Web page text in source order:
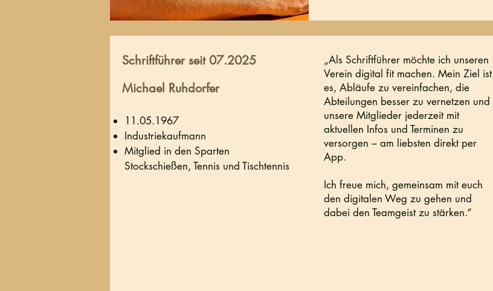
11.05.1967
Industriekaufmann
Mitglied in den Sparten
Stockschießen, Tennis und Tischtennis
„Als Schriftführer möchte ich unseren
Verein digital fit machen. Mein Ziel ist
es, Abläufe zu vereinfachen, die
Abteilungen besser zu vernetzen und
unsere Mitglieder jederzeit mit
aktuellen Infos und Terminen zu
versorgen – am liebsten direkt per
App.
Ich freue mich, gemeinsam mit euch
den digitalen Weg zu gehen und
dabei den Teamgeist zu stärken.“
Schriftführer seit 07.2025
Michael Ruhdorfer